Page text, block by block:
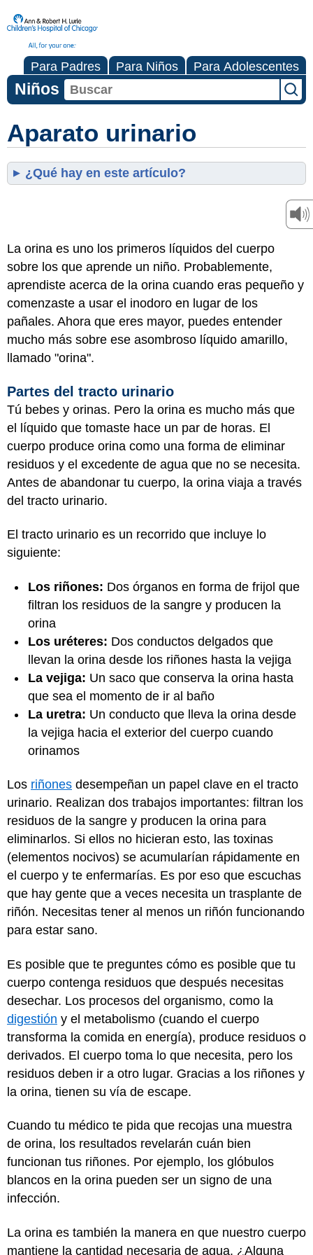
Para Padres Para Niños Para Adolescentes
Niños
Aparato urinario
¿Qué hay en este artículo?
La orina es uno los primeros líquidos del cuerpo
sobre los que aprende un niño. Probablemente,
aprendiste acerca de la orina cuando eras pequeño y
comenzaste a usar el inodoro en lugar de los
pañales. Ahora que eres mayor, puedes entender
mucho más sobre ese asombroso líquido amarillo,
llamado "orina".
Partes del tracto urinario
Tú bebes y orinas. Pero la orina es mucho más que
el líquido que tomaste hace un par de horas. El
cuerpo produce orina como una forma de eliminar
residuos y el excedente de agua que no se necesita.
Antes de abandonar tu cuerpo, la orina viaja a través
del tracto urinario.
El tracto urinario es un recorrido que incluye lo
siguiente:
Los riñones: Dos órganos en forma de frijol que
filtran los residuos de la sangre y producen la
orina
Los uréteres: Dos conductos delgados que
llevan la orina desde los riñones hasta la vejiga
La vejiga: Un saco que conserva la orina hasta
que sea el momento de ir al baño
La uretra: Un conducto que lleva la orina desde
la vejiga hacia el exterior del cuerpo cuando
orinamos
Los riñones desempeñan un papel clave en el tracto
urinario. Realizan dos trabajos importantes: filtran los
residuos de la sangre y producen la orina para
eliminarlos. Si ellos no hicieran esto, las toxinas
(elementos nocivos) se acumularían rápidamente en
el cuerpo y te enfermarías. Es por eso que escuchas
que hay gente que a veces necesita un trasplante de
riñón. Necesitas tener al menos un riñón funcionando
para estar sano.
Es posible que te preguntes cómo es posible que tu
cuerpo contenga residuos que después necesitas
desechar. Los procesos del organismo, como la
digestión y el metabolismo (cuando el cuerpo
transforma la comida en energía), produce residuos o
derivados. El cuerpo toma lo que necesita, pero los
residuos deben ir a otro lugar. Gracias a los riñones y
la orina, tienen su vía de escape.
Cuando tu médico te pida que recojas una muestra
de orina, los resultados revelarán cuán bien
funcionan tus riñones. Por ejemplo, los glóbulos
blancos en la orina pueden ser un signo de una
infección.
La orina es también la manera en que nuestro cuerpo
mantiene la cantidad necesaria de agua. ¿Alguna